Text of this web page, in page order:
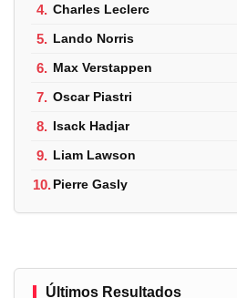
4. Charles Leclerc
5. Lando Norris
6. Max Verstappen
7. Oscar Piastri
8. Isack Hadjar
9. Liam Lawson
10.Pierre Gasly
Últimos Resultados